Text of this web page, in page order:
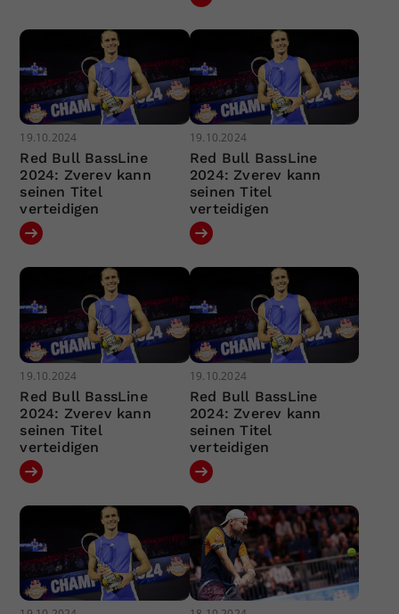
19.10.2024
Red Bull BassLine
2024: Zverev kann
seinen Titel
verteidigen
19.10.2024
Red Bull BassLine
2024: Zverev kann
seinen Titel
verteidigen
19.10.2024
Red Bull BassLine
2024: Zverev kann
seinen Titel
verteidigen
19.10.2024
Red Bull BassLine
2024: Zverev kann
seinen Titel
verteidigen